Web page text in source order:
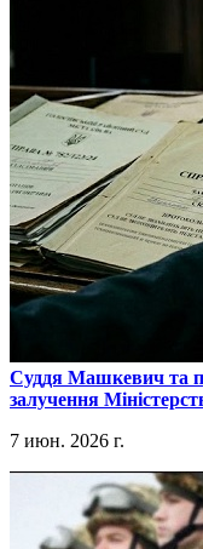
​Суддя Машкевич та
залучення
7 июн. 2026 г.